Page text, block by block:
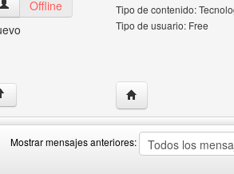
tecnologiayotros Ver perfil del usuario
Offline
Tipo de contenido:
Tipo de usuario: Free
Visitar sitio web del
Mostrar mensajes anteriores: